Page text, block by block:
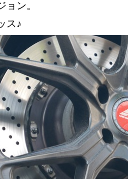
ョン。
ス♪